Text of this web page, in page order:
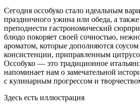
Сегодня оссобуко стало идеальным
праздничного ужина или обеда, а
преподнести гастрономический
блюдо покоряет своей сочностью,
ароматом, которые дополняются
консистенции, приправленным
Оссобуко — это традиционное
напоминает нам о замечательной
с кулинарным прогрессом и
Здесь есть иллюстрация